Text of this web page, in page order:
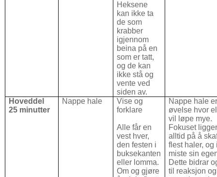
Heksene
kan ikke ta
de som
krabber
igjennom
beina på en
som er tatt,
og de kan
ikke stå og
vente ved
siden av.
Hoveddel
25 minutter
Nappe hale
Vise og
forklare
Alle får en
vest hver,
den festen i
buksekanten
eller lomma.
Om og gjøre
Nappe hale
øvelse hvor
vil løpe mye.
Fokuset
alltid på å
flest haler, og
miste sin
Dette bidrar
til reaksjon og